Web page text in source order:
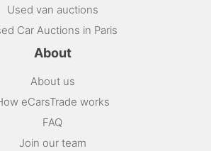
Used van auctions
Car Auctions in Paris
About
About us
eCarsTrade works
FAQ
Join our team